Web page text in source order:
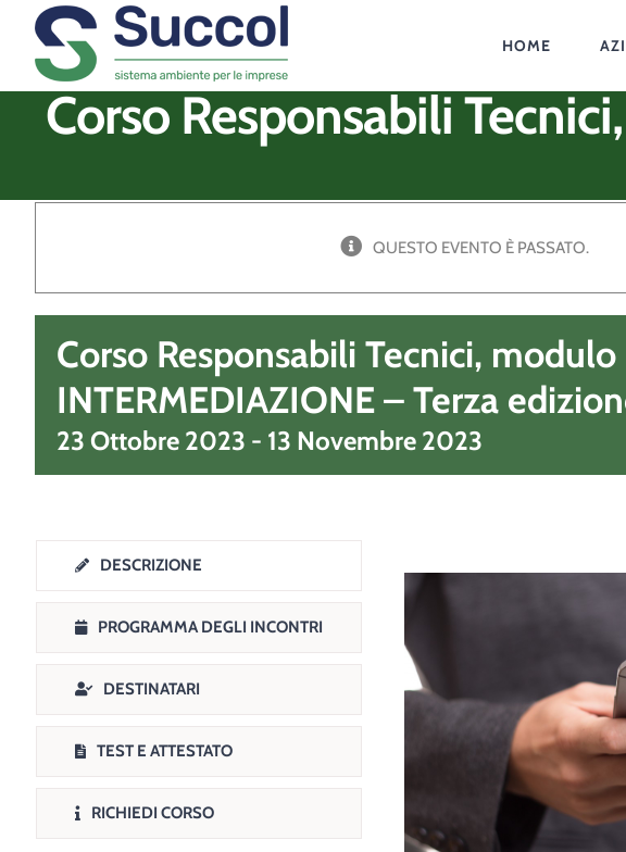
contenuto
HOME
Corso Responsabili
QUESTO EVENTO È PASSATO.
Corso Responsabili Tecnici, modulo
INTERMEDIAZIONE – Terza
23 Ottobre 2023 - 13 Novembre 2023
DESCRIZIONE
PROGRAMMA DEGLI INCONTRI
DESTINATARI
TEST E ATTESTATO
RICHIEDI CORSO